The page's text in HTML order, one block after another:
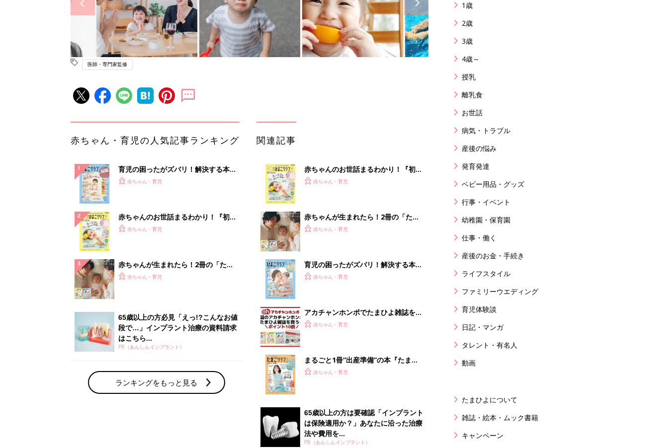
医師・専門家監修
赤ちゃん・育児の人気記事ランキング
育児の困ったがズバリ！解決する本
『ひよこクラブ 秋号』 4カ月～2才
赤ちゃん・育児
赤ちゃんのお世話まるわかり！『初め
てのひよこクラブ 夏号』〈巻頭大特
赤ちゃん・育児
赤ちゃんが生まれたら！2冊の「たま
ひよ」
赤ちゃん・育児
65歳以上の方必見「えっ!?こんなお値
段で…」インプラント治療の資料請求
はこちら...
PR（あんしんインプラント）
ランキングをもっと見る
関連記事
赤ちゃんのお世話まるわかり！『初め
てのひよこクラブ 夏号』〈巻頭大特
赤ちゃん・育児
赤ちゃんが生まれたら！2冊の「たま
ひよ」
赤ちゃん・育児
育児の困ったがズバリ！解決する本
『ひよこクラブ 秋号』 4カ月～2才
赤ちゃん・育児
アカチャンホンポでたまひよ雑誌を買
うとポイント10倍【期間限定】
赤ちゃん・育児
まるごと1冊“出産準備”の本『たまご
クラブ 夏号』〈スペシャル大特集〉
赤ちゃん・育児
65歳以上の方は要確認「インプラント
は保険適用か？」あなたに沿った治療
法や費用を...
PR（あんしんインプラント）
1歳
2歳
3歳
4歳～
授乳
離乳食
お世話
病気・トラブル
産後の悩み
発育発達
ベビー用品・グッズ
行事・イベント
幼稚園・保育園
仕事・働く
産後のお金・手続き
ライフスタイル
ファミリーウエディング
育児体験談
日記・マンガ
タレント・有名人
動画
たまひよについて
雑誌・絵本・ムック書籍
キャンペーン